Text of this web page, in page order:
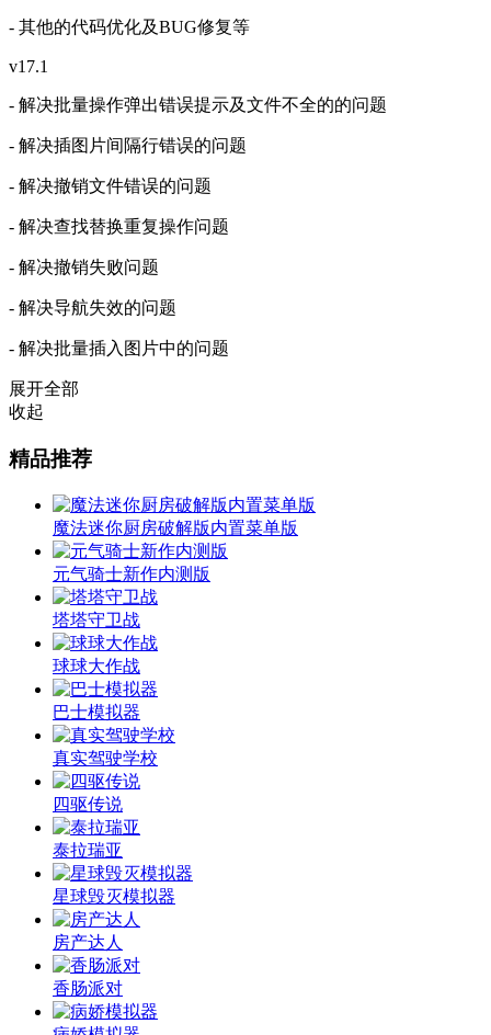
- 其他的代码优化及BUG修复等
v17.1
- 解决批量操作弹出错误提示及文件不全的的问题
- 解决插图片间隔行错误的问题
- 解决撤销文件错误的问题
- 解决查找替换重复操作问题
- 解决撤销失败问题
- 解决导航失效的问题
- 解决批量插入图片中的问题
展开全部
收起
精品推荐
魔法迷你厨房破解版内置菜单版
元气骑士新作内测版
塔塔守卫战
球球大作战
巴士模拟器
真实驾驶学校
四驱传说
泰拉瑞亚
星球毁灭模拟器
房产达人
香肠派对